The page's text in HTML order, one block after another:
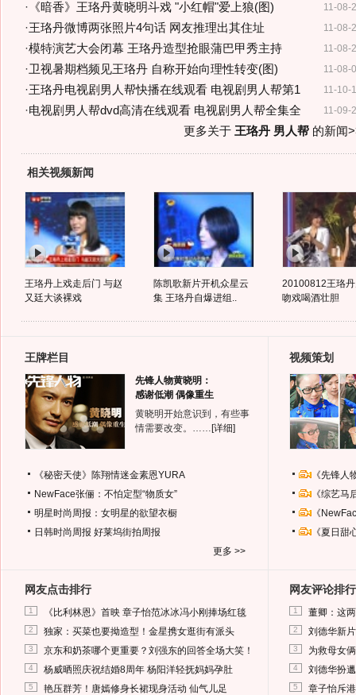
11-08-
· 《暗香》王珞丹黄晓明斗戏 "小红帽"爱上狼(图)
11-08-
·王珞丹微博两张照片4句话 网友推理出其住址
11-08-
·模特演艺大会闭幕 王珞丹造型抢眼蒲巴甲秀主持
11-08-
·卫视暑期档频见王珞丹 自称开始向理性转变(图)
11-10-
·王珞丹电视剧男人帮快播在线观看 电视剧男人帮第1
11-09-
·电视剧男人帮dvd高清在线观看 电视剧男人帮全集全
更多关于 王珞丹 男人帮的新闻
相关视频新闻
王珞丹上戏走后门 与赵
又廷大谈裸戏
陈凯歌新片开机众星云
集 王珞丹自爆进组..
20100812王珞
吻戏喝酒壮胆
王牌栏目
先锋人物黄晓明：
感谢低潮 偶像重生
黄晓明开始意识到，有些事
情需要改变。…… [详细]
《秘密天使》陈翔情迷金素恩YURA
NewFace张俪：不怕定型“物质女”
明星时尚周报：女明星的欲望衣橱
日韩时尚周报 好莱坞街拍周报
更多 >>
视频策划
《先锋
《综艺
《
《夏日
网友点击排行
1 《比利林恩》首映 章子怡范冰冰冯小刚捧场红毯
2 独家：买菜也要拗造型！金星携女逛街有派头
3 京东和奶茶哪个更重要？刘强东的回答全场大笑！
4 杨威晒照庆祝结婚8周年 杨阳洋轻抚妈妈孕肚
5 艳压群芳！唐嫣修身长裙现身活动 仙气儿足
网友评论排行
1 董卿：这
2 刘德华新
3 为救母女
4 刘德华扮
5 章子怡斥